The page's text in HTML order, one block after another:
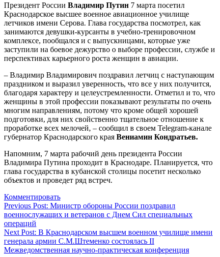
Президент России Владимир Путин 7 марта посетил
Краснодарское высшее военное авиационное училище
летчиков имени Серова. Глава государства посмотрел, как
занимаются девушки-курсанты в учебно-тренировочном
комплексе, пообщался и с выпускницами, которые уже
заступили на боевое дежурство о выборе профессии, службе и
перспективах карьерного роста женщин в авиации.
– Владимир Владимирович поздравил летчиц с наступающим
праздником и выразил уверенность, что все у них получится,
благодаря характеру и целеустремленности. Отметил и то, что
женщины в этой профессии показывают результаты по очень
многим направлениям, потому что кроме общей хорошей
подготовки, для них свойственно тщательное отношение к
проработке всех мелочей, – сообщил в своем Telegram-канале
губернатор Краснодарского края Вениамин Кондратьев.
Напомним, 7 марта рабочий день президента России
Владимира Путина проходит в Краснодаре. Планируется, что
глава государства в кубанской столицы посетит несколько
объектов и проведет ряд встреч.
Комментировать
Навигация
по
записям
Previous Post: Министр обороны России поздравил
военнослужащих и ветеранов с Днем Сил специальных
операций
Next Post: В Краснодарском высшем военном училище имени
генерала армии С.М.Штеменко состоялась II
Межведомственная научно-практическая конференция